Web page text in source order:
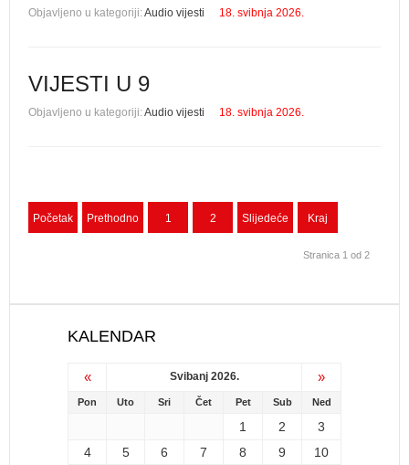
Objavljeno u kategoriji:Audio vijesti 18. svibnja 2026.
VIJESTI U 9
Objavljeno u kategoriji:Audio vijesti 18. svibnja 2026.
Početak Prethodno 1 2 Slijedeće Kraj
Stranica 1 od 2
KALENDAR
« Svibanj 2026. »
Pon Uto Sri Čet Pet Sub Ned
1 2
3
4
5 6 7 8 9
10